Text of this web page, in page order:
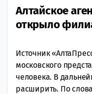
Алтайское
открыло
Источник
московского
человека. В
расширить. По